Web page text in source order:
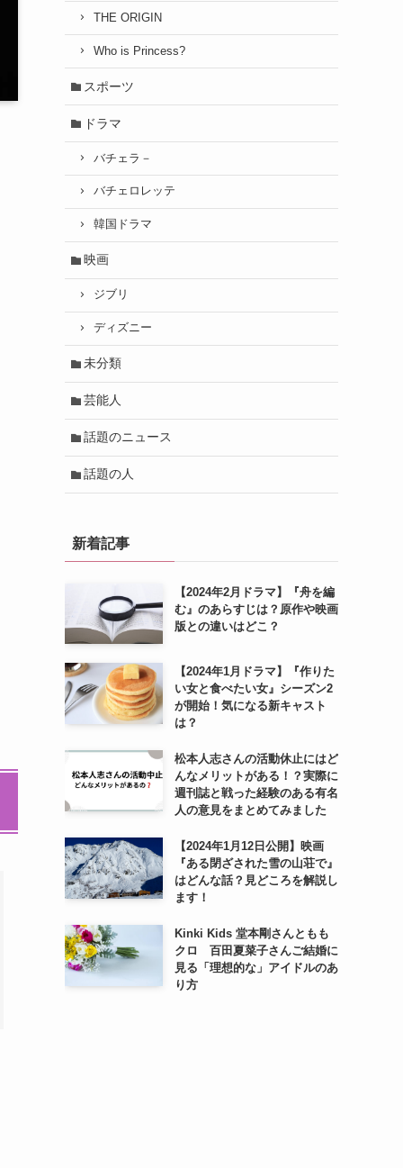
THE ORIGIN
Who is Princess?
スポーツ
ドラマ
バチェラ－
バチェロレッテ
韓国ドラマ
映画
ジブリ
ディズニー
未分類
芸能人
話題のニュース
話題の人
新着記事
【2024年2月ドラマ】『舟を編
む』のあらすじは？原作や映画
版との違いはどこ？
【2024年1月ドラマ】『作りた
い女と食べたい女』シーズン2
が開始！気になる新キャスト
は？
松本人志さんの活動休止にはど
んなメリットがある！？実際に
週刊誌と戦った経験のある有名
人の意見をまとめてみました
【2024年1月12日公開】映画
『ある閉ざされた雪の山荘で』
はどんな話？見どころを解説し
ます！
Kinki Kids 堂本剛さんともも
クロ 百田夏菜子さんご結婚に
見る「理想的な」アイドルのあ
り方